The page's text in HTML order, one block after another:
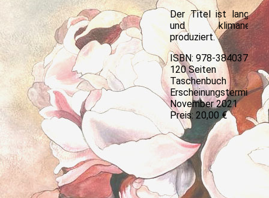
Der Titel ist langlebig
und klimaneutral
produziert.
ISBN: 978-3840377815
120 Seiten
Taschenbuch
Erscheinungstermin: 22.
November 2021
Preis: 20,00 €